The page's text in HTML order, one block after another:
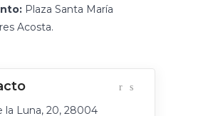
Plaza Santa María
Acosta.
la Luna, 20, 28004